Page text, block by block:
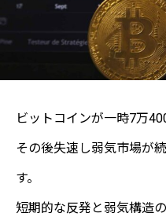
ビットコインが一時7万
その後失速し弱気市場が
す。
短期的な反発と弱気構造